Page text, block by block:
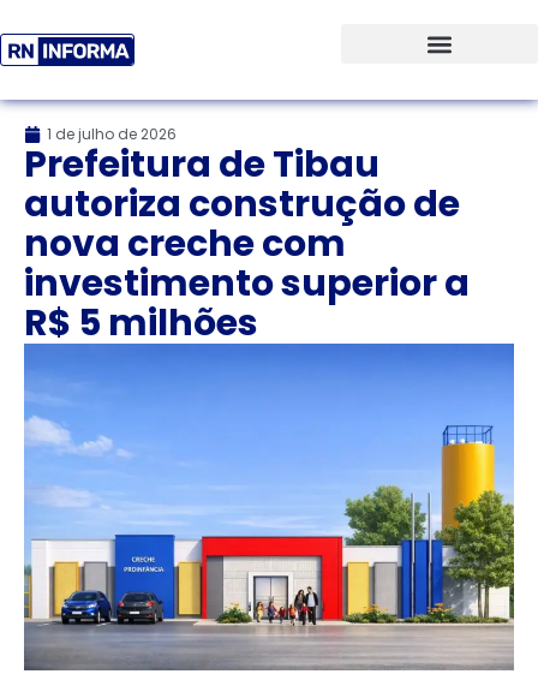
1 de julho de 2026
Prefeitura de Tibau
autoriza construção de
nova creche com
investimento superior a
R$ 5 milhões